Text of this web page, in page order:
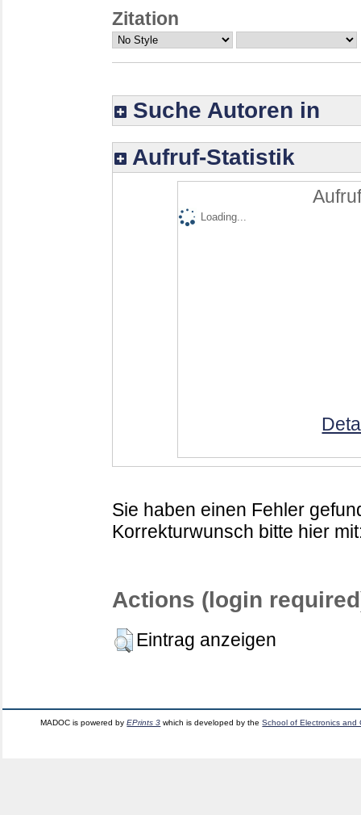
Zitation
Suche Autoren in
Aufruf-Statistik
Loading...
Sie haben einen Fehler
Korrekturwunsch bitte hier
Actions (login
Eintrag anzeigen
MADOC is powered byEPrints 3 which is developed by theSchool of Electronics and